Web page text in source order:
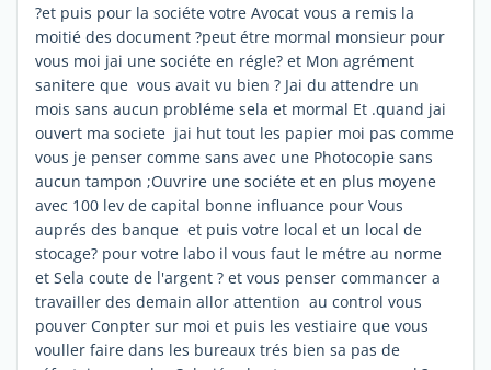
?et puis pour la sociéte votre Avocat vous a remis la
moitié des document ?peut étre mormal monsieur pour
vous moi jai une sociéte en régle? et Mon agrément
sanitere que vous avait vu bien ? Jai du attendre un
mois sans aucun probléme sela et mormal Et .quand jai
ouvert ma societe jai hut tout les papier moi pas comme
vous je penser comme sans avec une Photocopie sans
aucun tampon ;Ouvrire une sociéte et en plus moyene
avec 100 lev de capital bonne influance pour Vous
auprés des banque et puis votre local et un local de
stocage? pour votre labo il vous faut le métre au norme
et Sela coute de l'argent ? et vous penser commancer a
travailler des demain allor attention au control vous
pouver Conpter sur moi et puis les vestiaire que vous
vouller faire dans les bureaux trés bien sa pas de